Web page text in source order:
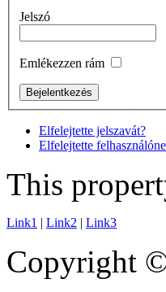
Jelszó
Emlékezzen rám
Elfelejtette jelszavát?
Elfelejtette
This
Link1 | Link2 | Link3
Copyright